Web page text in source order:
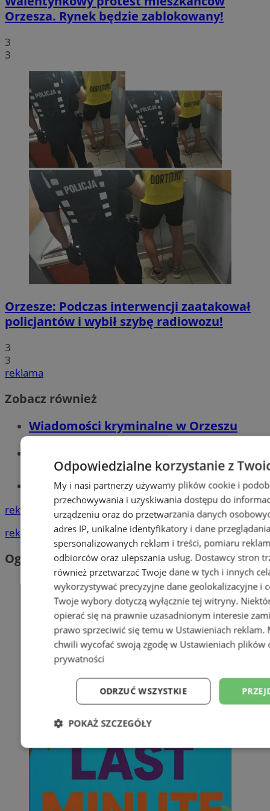
Orzesza. Rynek będzie zablokowany!
3
3
Orzesze: Podczas interwencji zaatakował
policjantów i wybił szybę radiowozu!
3
3
reklama
Zobacz również
Wiadomości kryminalne w Orzeszu
Tworzenie stron www - Orzesze
reklama
reklama
Ogłoszenia
Odpowiedzialne korzystanie z
My i nasi partnerzy używamy plików cookie i
przechowywania i uzyskiwania dostępu do
urządzeniu oraz do przetwarzania danych
adres IP, unikalne identyfikatory i dane
spersonalizowanych reklam i treści, pomiaru
odbiorców oraz ulepszania usług. Dostawcy stron
również przetwarzać Twoje dane w tych i innych
wykorzystywać precyzyjne dane geolokalizacyjne i
Twoje wybory dotyczą wyłącznie tej witryny.
opierać się na prawnie uzasadnionym interesie
prawo sprzeciwić się temu w Ustawieniach reklam.
chwili wycofać swoją zgodę w Ustawieniach plików
prywatności
ODRZUĆ WSZYSTKIE
POKAŻ SZCZEGÓŁY
Niezbędne Wydajność
Niesklasyfikowane